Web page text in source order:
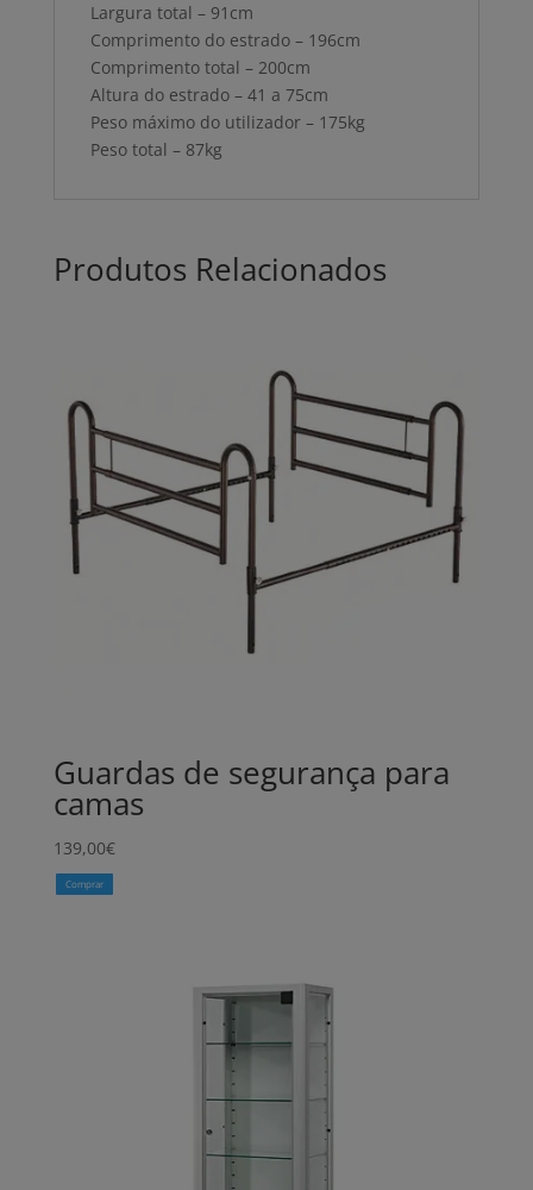
Largura total – 91cm
Comprimento do estrado – 196cm
Comprimento total – 200cm
Altura do estrado – 41 a 75cm
Peso máximo do utilizador – 175kg
Peso total – 87kg
Produtos Relacionados
Guardas de segurança para
camas
139,00€
Comprar